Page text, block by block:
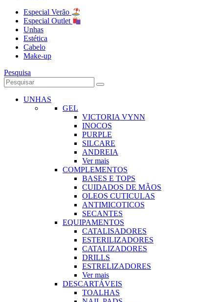
Especial Verão
Especial Outlet
Unhas
Estética
Cabelo
Make-up
Pesquisa
UNHAS
GEL
VICTORIA VYNN
INOCOS
PURPLE
SILCARE
ANDREIA
Ver mais
COMPLEMENTOS
BASES E TOPS
CUIDADOS DE MÃOS
OLEOS CUTICULAS
ANTIMICOTICOS
SECANTES
EQUIPAMENTOS
CATALISADORES
ESTERILIZADORES
CATALIZADORES
DRILLS
ESTRELIZADORES
Ver mais
DESCARTÁVEIS
TOALHAS